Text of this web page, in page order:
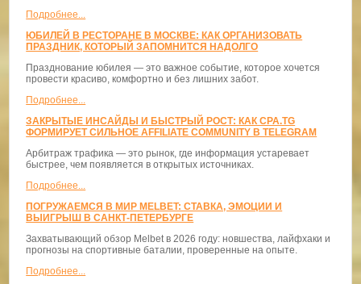
Подробнее...
ЮБИЛЕЙ В РЕСТОРАНЕ В МОСКВЕ: КАК ОРГАНИЗОВАТЬ
ПРАЗДНИК, КОТОРЫЙ ЗАПОМНИТСЯ НАДОЛГО
Празднование юбилея — это важное событие, которое хочется
провести красиво, комфортно и без лишних забот.
Подробнее...
ЗАКРЫТЫЕ ИНСАЙДЫ И БЫСТРЫЙ РОСТ: КАК CPA.TG
ФОРМИРУЕТ СИЛЬНОЕ AFFILIATE COMMUNITY В TELEGRAM
Арбитраж трафика — это рынок, где информация устаревает
быстрее, чем появляется в открытых источниках.
Подробнее...
ПОГРУЖАЕМСЯ В МИР MELBET: СТАВКА, ЭМОЦИИ И
ВЫИГРЫШ В САНКТ-ПЕТЕРБУРГЕ
Захватывающий обзор Melbet в 2026 году: новшества, лайфхаки и
прогнозы на спортивные баталии, проверенные на опыте.
Подробнее...